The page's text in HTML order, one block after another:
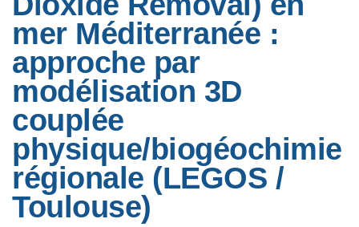
mer Méditerranée :
approche par
modélisation 3D
couplée
physique/biogéochimie
régionale (LEGOS /
Toulouse)